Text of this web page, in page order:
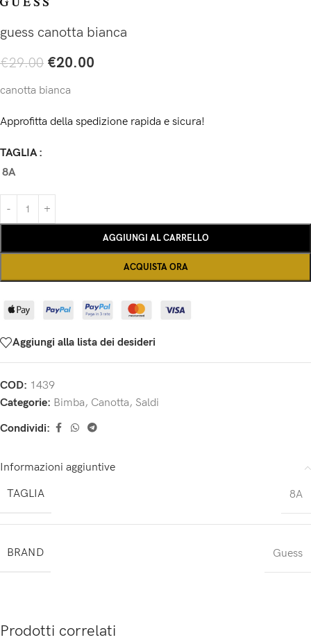
guess canotta bianca
€29.00 €20.00
canotta bianca
Approfitta della spedizione rapida e sicura!
TAGLIA
8A
AGGIUNGI AL CARRELLO
ACQUISTA ORA
Aggiungi alla lista dei desideri
COD: 1439
Categorie: Bimba, Canotta, Saldi
Condividi:
Informazioni aggiuntive
TAGLIA
8A
BRAND Guess
Prodotti correlati